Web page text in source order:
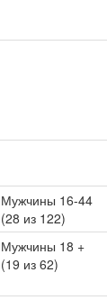
Мужчины 16-44
(28 из 122)
Мужчины 18 +
(19 из 62)